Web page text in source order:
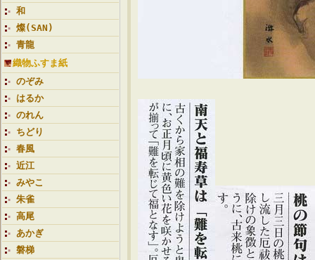
和
燦(SAN)
青龍
織物ふすま紙
のぞみ
はるか
のれん
ちどり
春風
近江
みやこ
朱雀
高尾
あかぎ
磐梯